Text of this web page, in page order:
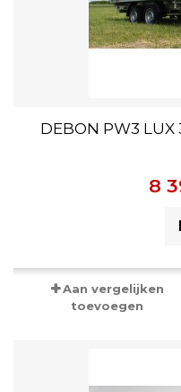
DEBON PW3 LUX
8
Aan vergelijken
toevoegen